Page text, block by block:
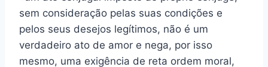
sem consideração pelas suas condições e
pelos seus desejos legítimos, não é um
verdadeiro ato de amor e nega, por isso
mesmo, uma exigência de reta ordem moral,